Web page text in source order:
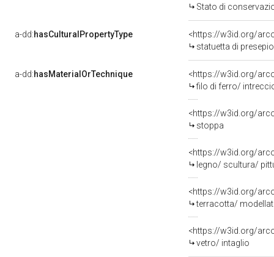
Stato di
a-dd:hasCulturalPropertyType
<https://w3id.org/
statuetta di presepio
a-dd:hasMaterialOrTechnique
<https://w3id.org/
filo di ferro/
<https://w3id.org/
stoppa
<https://w3id.org/
legno/ scultura/
<https://w3id.org/
terracotta/
<https://w3id.org/
vetro/ intaglio